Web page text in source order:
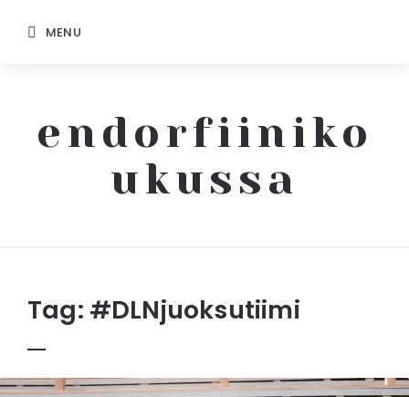
MENU
endorfiiniko
ukussa
Tag: #DLNjuoksutiimi